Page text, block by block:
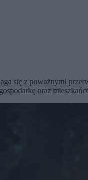
się z poważnymi
oraz